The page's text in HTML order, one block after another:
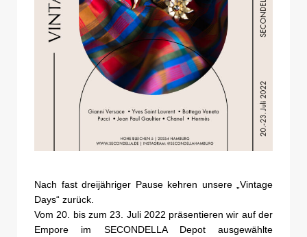
Nach fast dreijähriger Pause kehren unsere „Vintage
Days“ zurück.
Vom 20. bis zum 23. Juli 2022 präsentieren wir auf der
Empore im SECONDELLA Depot ausgewählte